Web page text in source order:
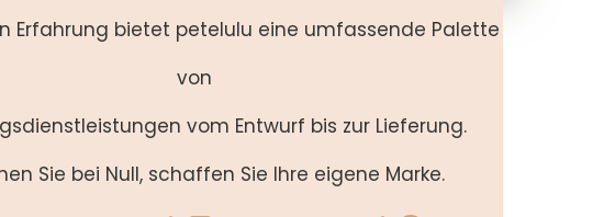
Erfahrung bietet petelulu eine umfassende Palette
von
vom Entwurf bis zur Lieferung.
Sie bei Null, schaffen Sie Ihre eigene Marke.